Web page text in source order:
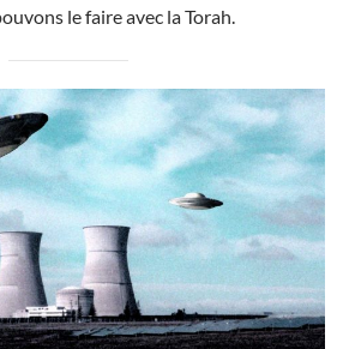
le faire avec la Torah.